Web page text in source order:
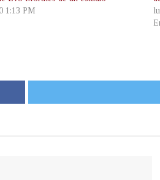
1:13 PM